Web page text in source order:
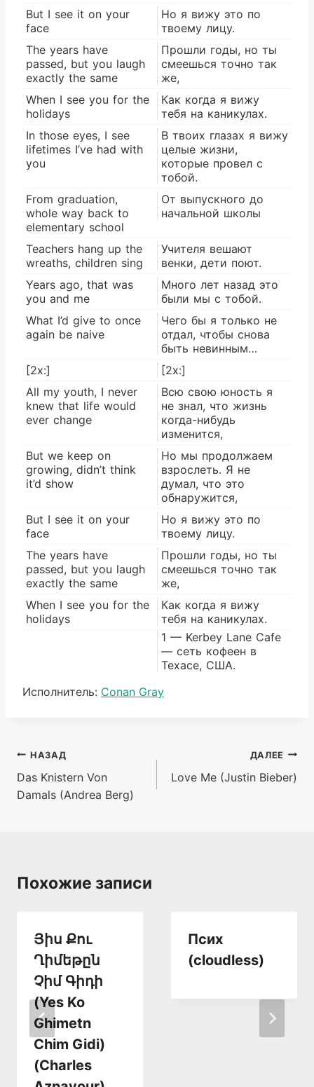
But I see it on your
face
Но я вижу это по
твоему лицу.
The years have
passed, but you laugh
exactly the same
Прошли годы, но ты
смеешься точно так
же,
When I see you for the
holidays
Как когда я вижу
тебя на каникулах.
In those eyes, I see
lifetimes I’ve had with
you
В твоих глазах я вижу
целые жизни,
которые провел с
тобой.
From graduation,
whole way back to
elementary school
От выпускного до
начальной школы
Teachers hang up the
wreaths, children sing
Учителя вешают
венки, дети поют.
Years ago, that was
you and me
Много лет назад это
были мы с тобой.
What I’d give to once
again be naive
Чего бы я только не
отдал, чтобы снова
быть невинным…
[2x:]
[2x:]
All my youth, I never
knew that life would
ever change
Всю свою юность я
не знал, что жизнь
когда-нибудь
изменится,
But we keep on
growing, didn’t think
it’d show
Но мы продолжаем
взрослеть. Я не
думал, что это
обнаружится,
But I see it on your
face
Но я вижу это по
твоему лицу.
The years have
passed, but you laugh
exactly the same
Прошли годы, но ты
смеешься точно так
же,
When I see you for the
holidays
Как когда я вижу
тебя на каникулах.
1 — Kerbey Lane Cafe
— сеть кофеен в
Техасе, США.
Метки
Исполнитель: Conan Gray
Навигация
по
записям
НАЗАД
Das Knistern Von
Damals (Andrea Berg)
ДАЛЕЕ
Love Me (Justin Bieber)
Похожие записи
Յիս Քու
Ղիմեթըն
Չիմ Գիդի
(Yes Ko
Ghimetn
Chim Gidi)
(Charles
Псих
(cloudless)